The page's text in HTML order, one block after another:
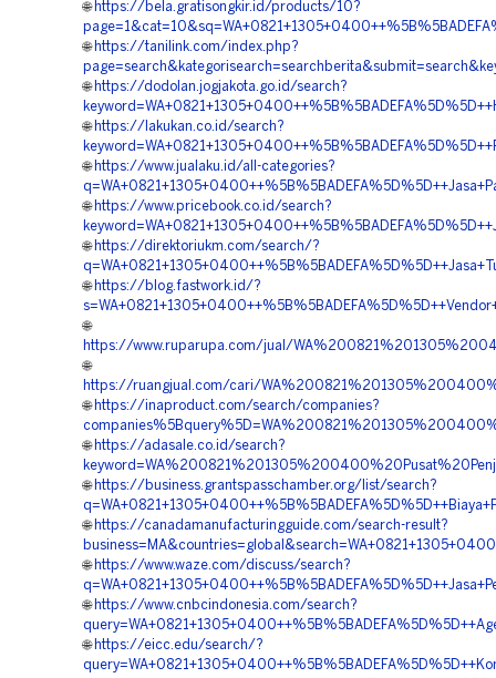
🌐 https://bela.gratisongkir.id/products/10?
🌐 https://tanilink.com/index.php?
🌐 https://dodolan.jogjakota.go.id/search?
🌐 https://lakukan.co.id/search?
🌐 https://www.jualaku.id/all-categories?
🌐 https://www.pricebook.co.id/search?
🌐 https://direktoriukm.com/search/?
🌐 https://blog.fastwork.id/?
🌐
https://www.ruparupa.com/jual/
🌐
https://ruangjual.com/cari/
🌐 https://inaproduct.com/search/companies?
🌐 https://adasale.co.id/search?
🌐 https://business.grantspasschamber.org/list/search?
🌐 https://canadamanufacturingguide.com/search-result?
🌐 https://www.waze.com/discuss/search?
🌐 https://www.cnbcindonesia.com/search?
🌐 https://eicc.edu/search/?